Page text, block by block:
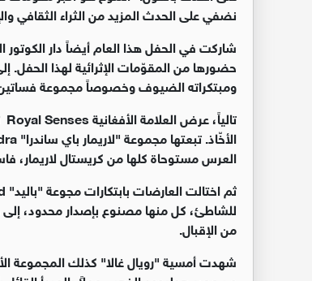
نضفي على الحدث المزيد من الثراء الثقافي
شاركت في الحفل هذا العام أيضاً دار
حضورها من المقوّمات الإثرائية لهذا
ومبتكراته الضيوف وخصوصاً مجموعة
العرس مستوحاة كلها من كريستال لاريمار،
للشاطئ، كل منها مصنوع بإصدار محدود، إلى
من الإقبال.